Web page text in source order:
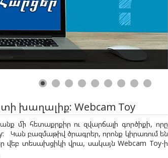
խաղալիք: Webcam Toy
մի հետաքրքիր ու զվարճալի գործիքի, որը
Կան բազմաթիվ ծրագրեր, որոնք կիրառում են
վեբ տեսախցիկի վրա, սակայն Webcam Toy-ի